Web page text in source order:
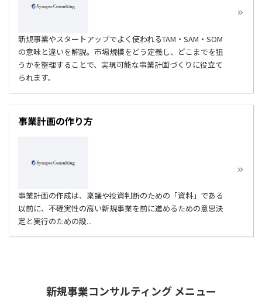
新規事業やスタートアップでよく使われるTAM・SAM・SOM
の意味と違いを解説。市場規模をどう定義し、どこまでを狙
うかを整理することで、実現可能な事業計画づくりに役立て
られます。
事業計画の作り方
事業計画の作成は、稟議や投資判断のための「資料」である
以前に、不確実性の高い新規事業を前に進めるための意思決
定と実行のための設...
新規事業コンサルティング メニュー